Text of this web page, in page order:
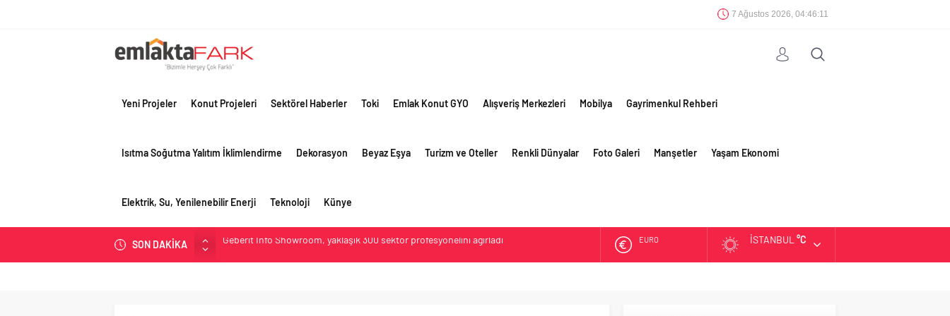
7 Ağustos 2026, 04:46:12
Yeni Projeler Konut Projeleri Sektörel Haberler Toki Emlak Konut GYO Alışveriş Merkezleri Mobilya Gayrimenkul Rehberi
Isıtma Soğutma Yalıtım İklimlendirme Dekorasyon Beyaz Eşya Turizm ve Oteller Renkli Dünyalar Foto Galeri Manşetler Yaşam Ekonomi
Elektrik, Su, Yenilenebilir Enerji Teknoloji Künye
SON DAKİKA
Çimko, stratejik pazarlama vizyonuyla bayilerinin kurumsal gelişimini destekliyor
Birleşik Arap Emirlikleri’nin ilk yüksek hızlı demiryolu projesine Kalyon İnşaat imzası
EURO İSTANBUL °C